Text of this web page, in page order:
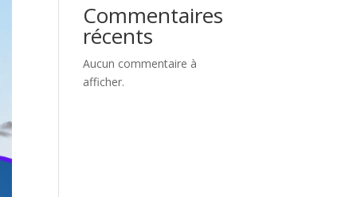
Commentaires
récents
Aucun commentaire à
afficher.